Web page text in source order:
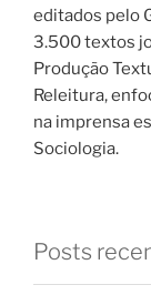
editados pelo
3.500 textos
Produção
Releitura,
na imprensa
Sociologia.
Posts